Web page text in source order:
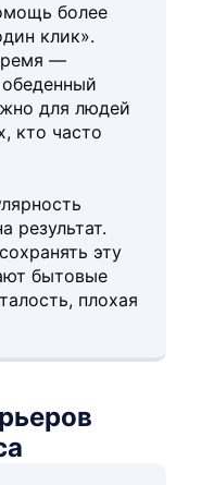
более
клик».
—
для людей
кто часто
результат.
эту
бытовые
плохая